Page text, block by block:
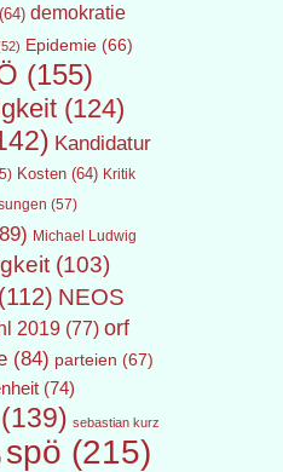
(64) demokratie
Epidemie(66)
(155)
(124)
Kandidatur
Kosten(64) Kritik
(57)
Michael Ludwig
(103)
NEOS
2019(77) orf
(84) parteien (67)
(74)
(139) sebastian kurz
spö (215)